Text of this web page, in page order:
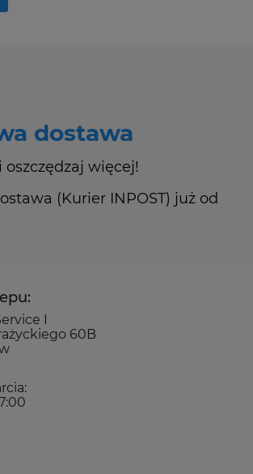
dostawa
więcej!
(Kurier INPOST) już od
I
60B